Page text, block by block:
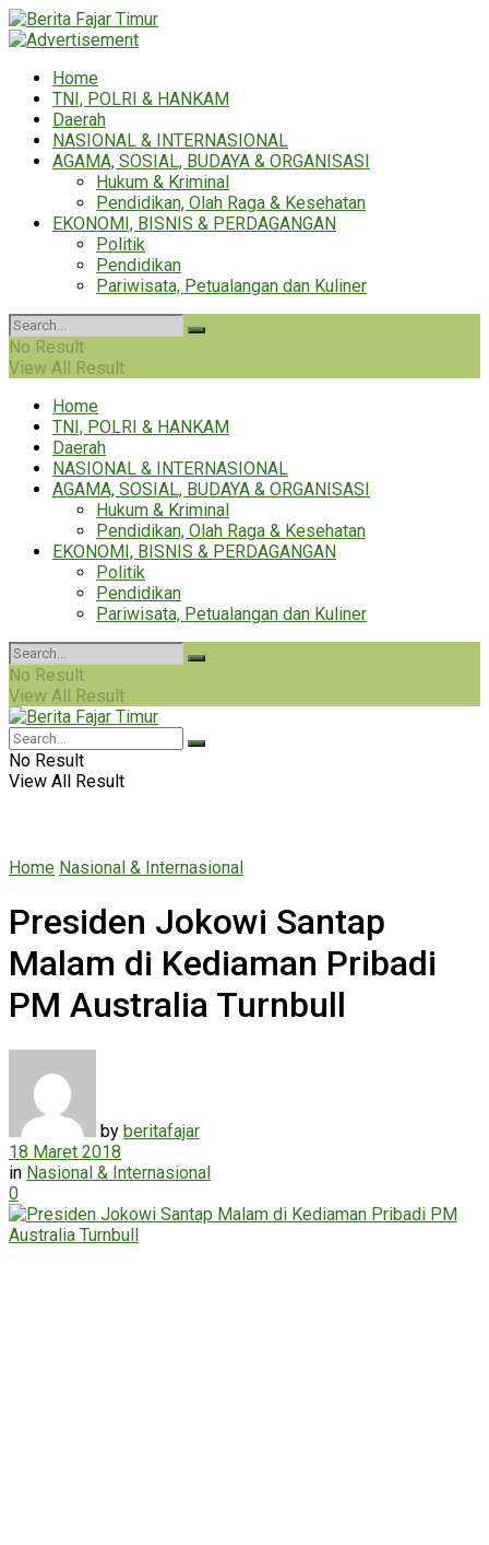
Home
TNI, POLRI & HANKAM
Daerah
NASIONAL & INTERNASIONAL
AGAMA, SOSIAL, BUDAYA & ORGANISASI
Hukum & Kriminal
Pendidikan, Olah Raga & Kesehatan
EKONOMI, BISNIS & PERDAGANGAN
Politik
Pendidikan
Pariwisata, Petualangan dan Kuliner
No Result
View All Result
Home
TNI, POLRI & HANKAM
Daerah
NASIONAL & INTERNASIONAL
AGAMA, SOSIAL, BUDAYA & ORGANISASI
Hukum & Kriminal
Pendidikan, Olah Raga & Kesehatan
EKONOMI, BISNIS & PERDAGANGAN
Politik
Pendidikan
Pariwisata, Petualangan dan Kuliner
No Result
View All Result
No Result
View All Result
Home Nasional & Internasional
Presiden Jokowi Santap
Malam di Kediaman Pribadi
PM Australia Turnbull
by beritafajar
18 Maret 2018
in Nasional & Internasional
0